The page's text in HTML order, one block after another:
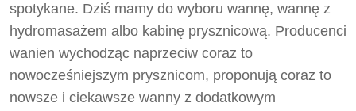
spotykane. Dziś mamy do wyboru wannę, wannę z
hydromasażem albo kabinę prysznicową. Producenci
wanien wychodząc naprzeciw coraz to
nowocześniejszym prysznicom, proponują coraz to
nowsze i ciekawsze wanny z dodatkowym